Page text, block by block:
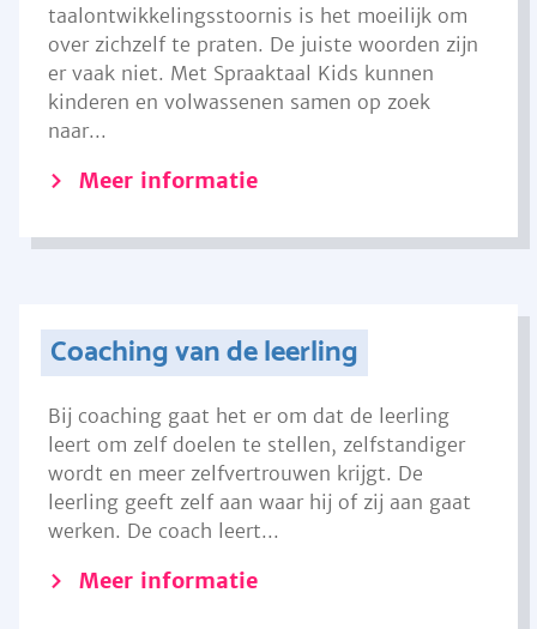
taalontwikkelingsstoornis is het moeilijk om
over zichzelf te praten. De juiste woorden zijn
er vaak niet. Met Spraaktaal Kids kunnen
kinderen en volwassenen samen op zoek
naar...
Meer informatie
Coaching van de leerling
Bij coaching gaat het er om dat de leerling
leert om zelf doelen te stellen, zelfstandiger
wordt en meer zelfvertrouwen krijgt. De
leerling geeft zelf aan waar hij of zij aan gaat
werken. De coach leert...
Meer informatie